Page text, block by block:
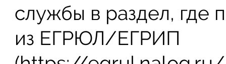
службы в раздел, где
из ЕГРЮЛ/ЕГРИП